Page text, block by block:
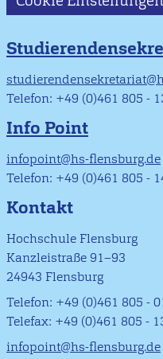
Telefon: +49 (0)461 805 -
Info Point
infopoint@hs-flensburg.de
Telefon: +49 (0)461 805 -
Kontakt
Hochschule Flensburg
Kanzleistraße 91–93
24943 Flensburg
Telefon: +49 (0)461 805 -
Telefax: +49 (0)461 805 -
infopoint@hs-flensburg.de